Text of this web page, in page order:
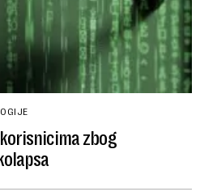
zbog